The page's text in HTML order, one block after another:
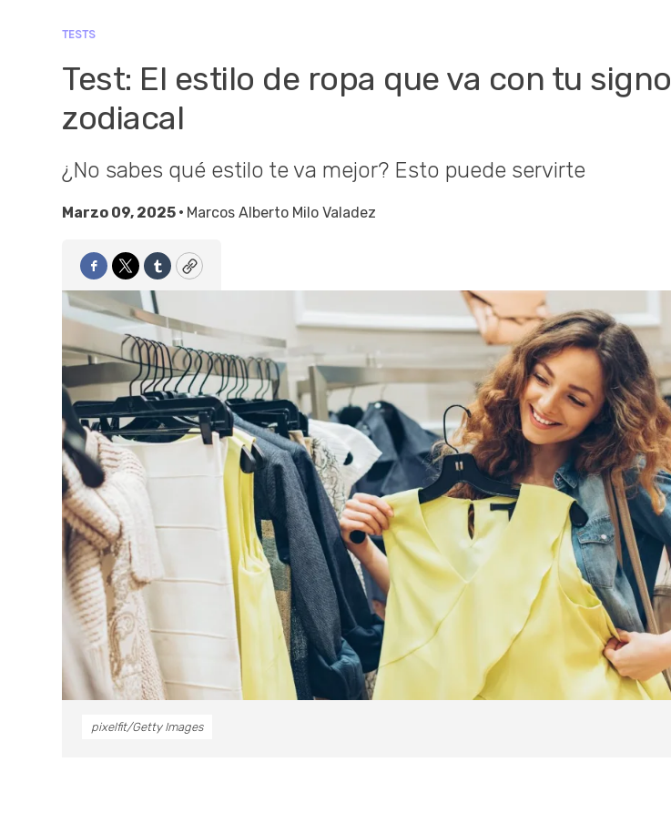
TESTS
Test: El estilo de ropa que va con tu signo
zodiacal
¿No sabes qué estilo te va mejor? Esto puede servirte
Marzo 09, 2025 • Marcos Alberto Milo Valadez
Facebook
TwitterTumblrCopy
pixelfit/Getty Images